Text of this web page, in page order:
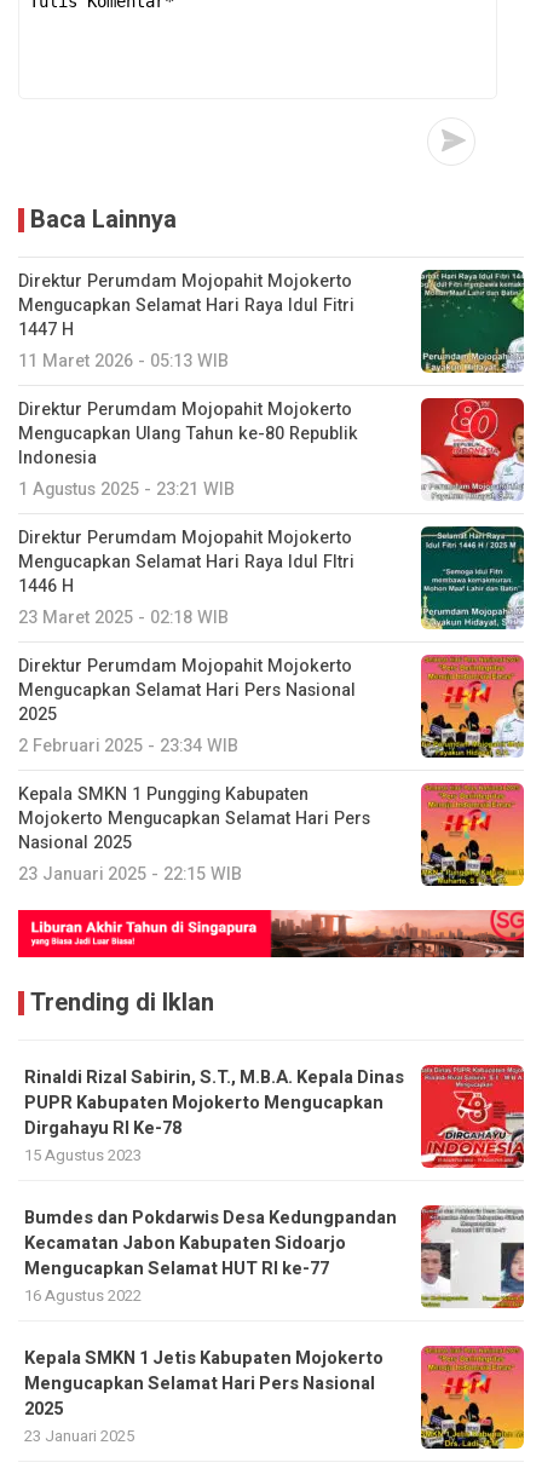
Baca Lainnya
Direktur Perumdam Mojopahit Mojokerto
Mengucapkan Selamat Hari Raya Idul Fitri
1447 H
11 Maret 2026 - 05:13 WIB
Direktur Perumdam Mojopahit Mojokerto
Mengucapkan Ulang Tahun ke-80 Republik
Indonesia
1 Agustus 2025 - 23:21 WIB
Direktur Perumdam Mojopahit Mojokerto
Mengucapkan Selamat Hari Raya Idul FItri
1446 H
23 Maret 2025 - 02:18 WIB
Direktur Perumdam Mojopahit Mojokerto
Mengucapkan Selamat Hari Pers Nasional
2025
2 Februari 2025 - 23:34 WIB
Kepala SMKN 1 Pungging Kabupaten
Mojokerto Mengucapkan Selamat Hari Pers
Nasional 2025
23 Januari 2025 - 22:15 WIB
Trending di Iklan
Rinaldi Rizal Sabirin, S.T., M.B.A. Kepala Dinas
PUPR Kabupaten Mojokerto Mengucapkan
Dirgahayu RI Ke-78
15 Agustus 2023
Bumdes dan Pokdarwis Desa Kedungpandan
Kecamatan Jabon Kabupaten Sidoarjo
Mengucapkan Selamat HUT RI ke-77
16 Agustus 2022
Kepala SMKN 1 Jetis Kabupaten Mojokerto
Mengucapkan Selamat Hari Pers Nasional
2025
23 Januari 2025